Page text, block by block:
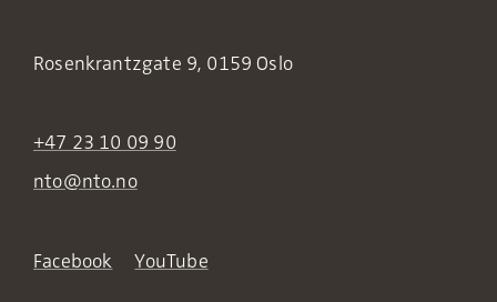
Rosenkrantzgate 9, 0159 Oslo
+47 23 10 09 90
nto@nto.no
Facebook YouTube